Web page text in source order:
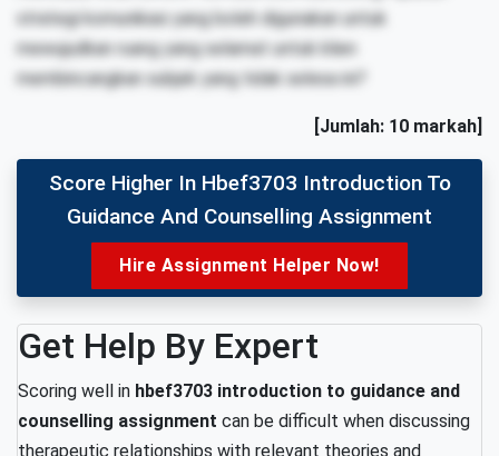
strategi komunikasi yang boleh digunakan untuk
mewujudkan ruang yang selamat untuk klien
membincangkan subjek yang tidak selesa ini?
[Jumlah: 10 markah]
Score Higher In Hbef3703 Introduction To
Guidance And Counselling Assignment
Hire Assignment Helper Now!
Get Help By Expert
Scoring well in hbef3703 introduction to guidance and
counselling assignment can be difficult when discussing
therapeutic relationships with relevant theories and